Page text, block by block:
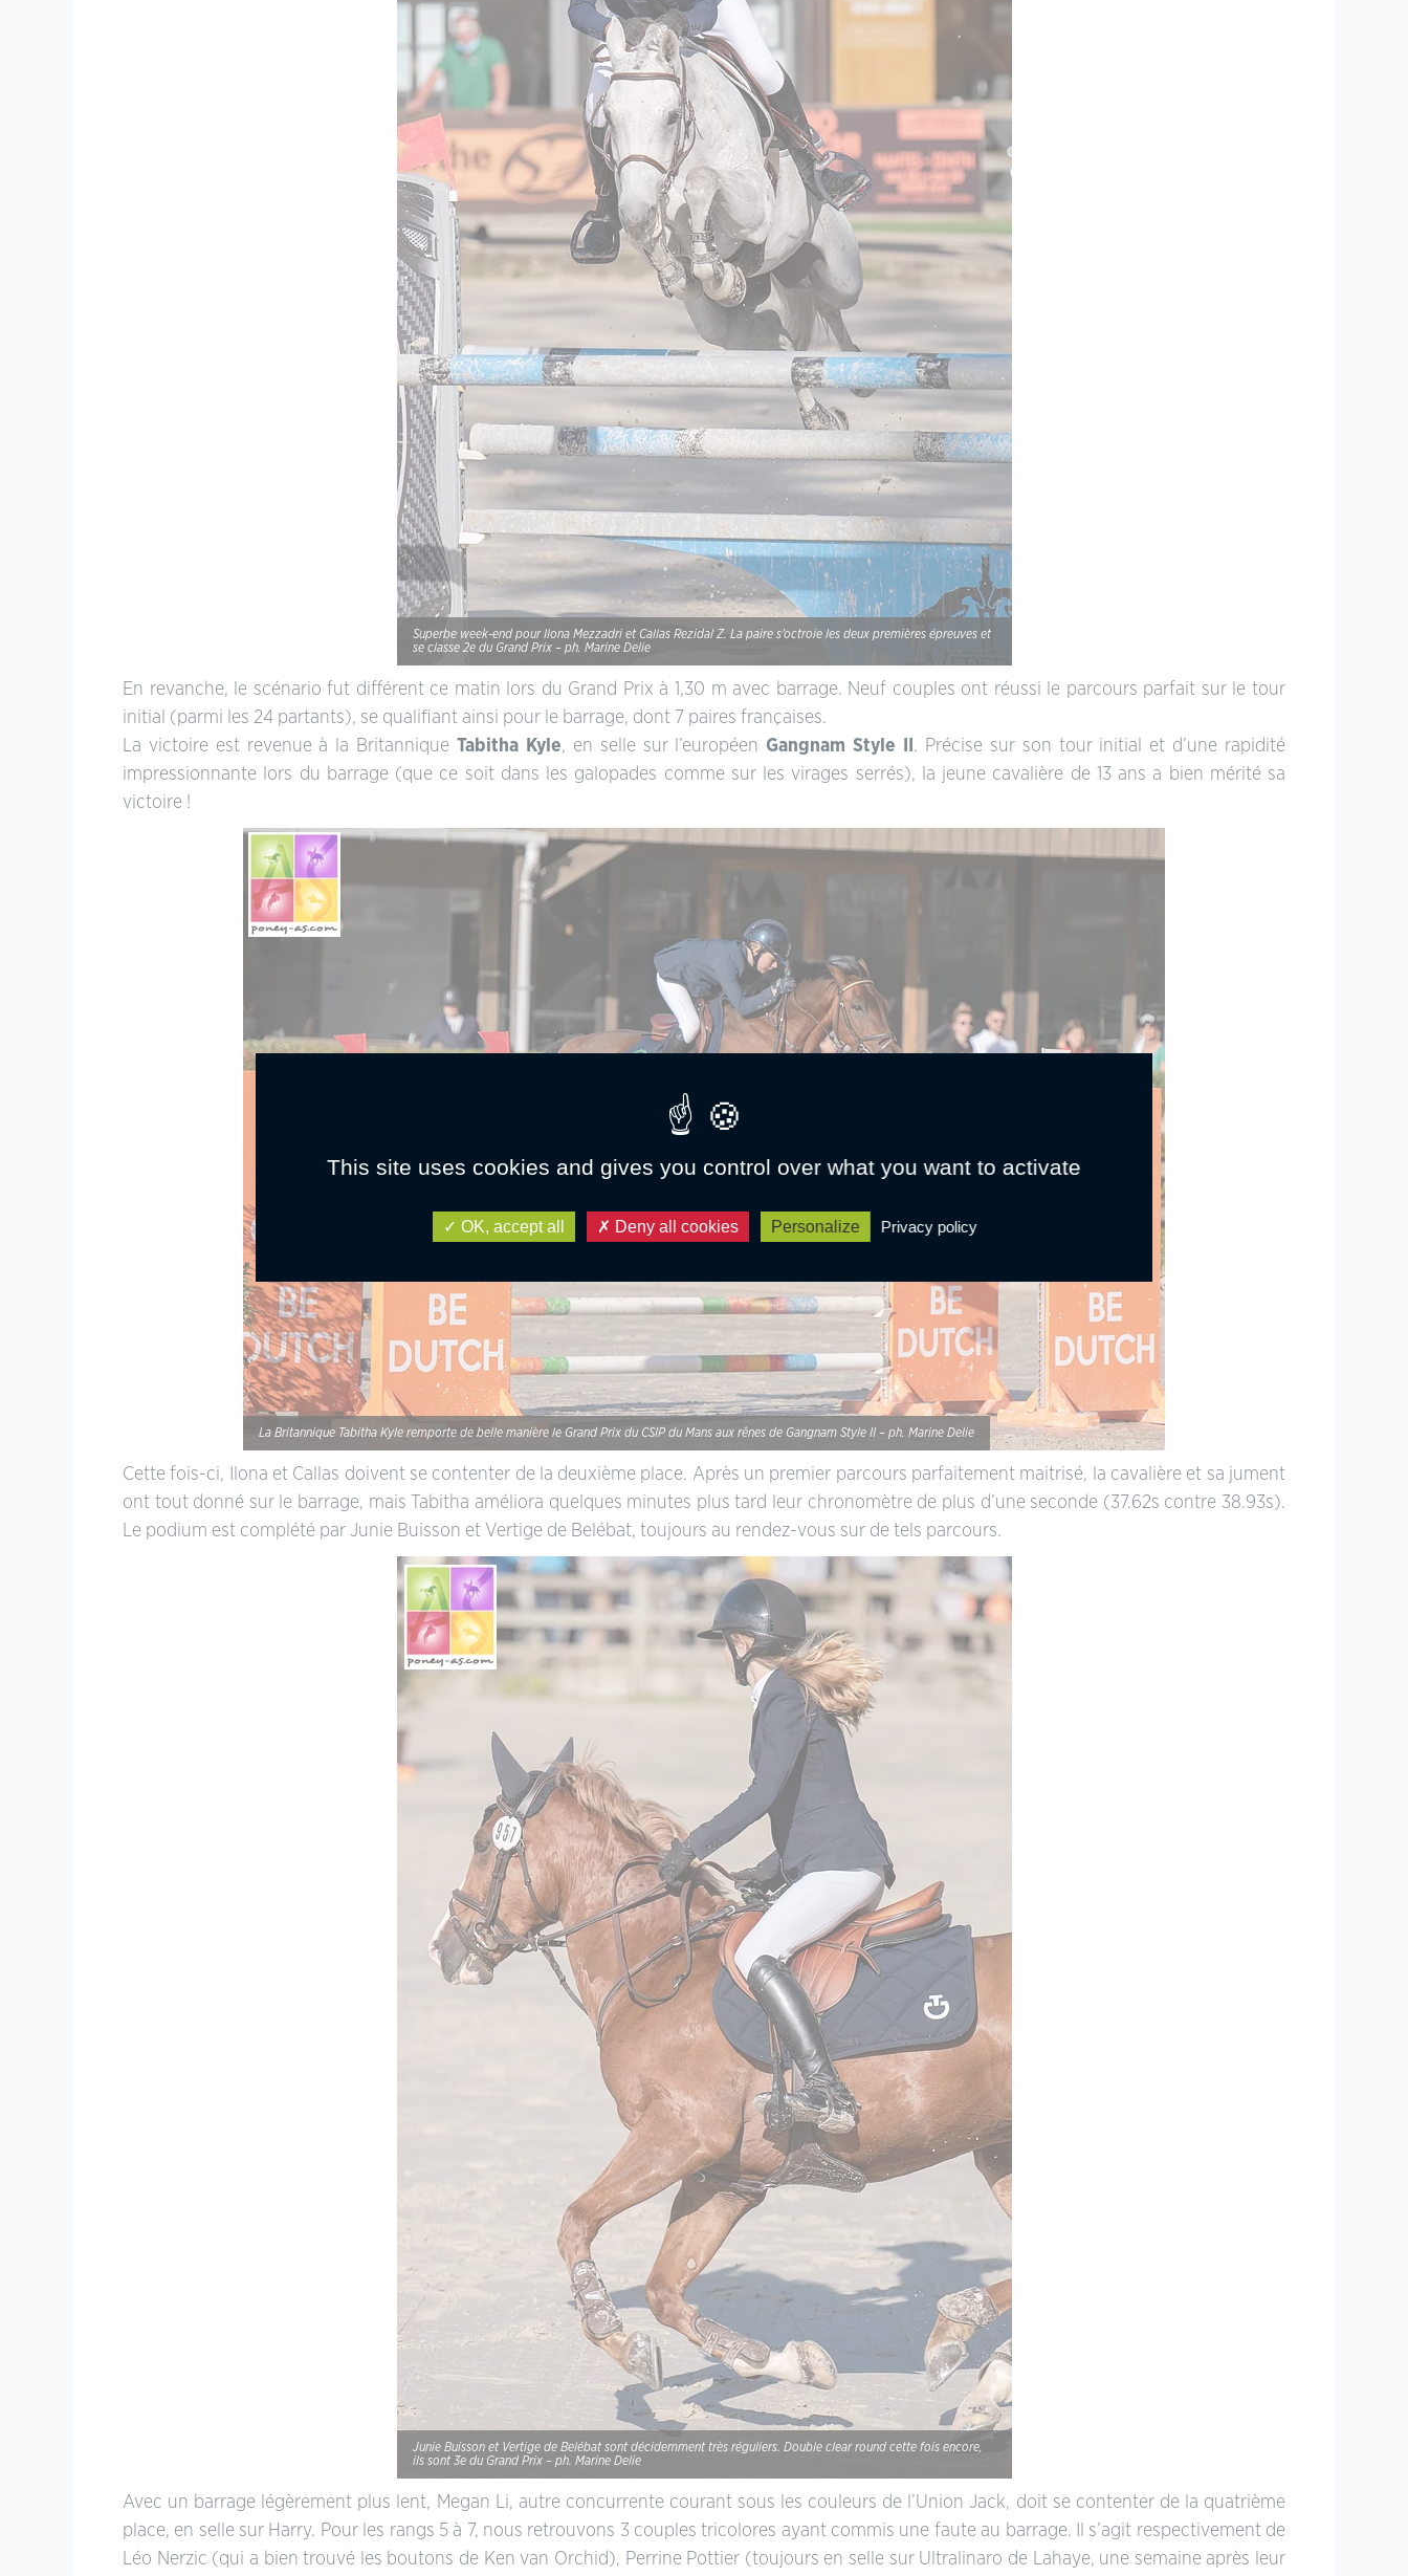
Superbe week-end pour Ilona Mezzadri et Callas Rezidal Z. La paire s’octroie les deux premières épreuves et
se classe 2e du Grand Prix – ph. Marine Delie
En revanche, le scénario fut différent ce matin lors du Grand Prix à 1,30 m avec barrage. Neuf couples ont réussi le parcours parfait sur le tour
initial (parmi les 24 partants), se qualifiant ainsi pour le barrage, dont 7 paires françaises.
La victoire est revenue à la BritanniqueTabitha Kyle, en selle sur l’européen Gangnam Style II . Précise sur son tour initial et d’une rapidité
impressionnante lors du barrage (que ce soit dans les galopades comme sur les virages serrés), la jeune cavalière de 13 ans a bien mérité sa
victoire !
La Britannique Tabitha Kyle remporte de belle manière le Grand Prix du CSIP du Mans aux rênes de Gangnam Style II – ph. Marine Delie
Cette fois-ci, Ilona et Callas doivent se contenter de la deuxième place. Après un premier parcours parfaitement maitrisé, la cavalière et sa jument
ont tout donné sur le barrage, mais Tabitha améliora quelques minutes plus tard leur chronomètre de plus d’une seconde (37.62s contre 38.93s).
Le podium est complété par Junie Buisson et Vertige de Belébat, toujours au rendez-vous sur de tels parcours.
Junie Buisson et Vertige de Belébat sont décidemment très réguliers. Double clear round cette fois encore,
ils sont 3e du Grand Prix – ph. Marine Delie
Avec un barrage légèrement plus lent, Megan Li, autre concurrente courant sous les couleurs de l’Union Jack, doit se contenter de la quatrième
place, en selle sur Harry. Pour les rangs 5 à 7, nous retrouvons 3 couples tricolores ayant commis une faute au barrage. Il s’agit respectivement de
Léo Nerzic (qui a bien trouvé les boutons de Ken van Orchid), Perrine Pottier (toujours en selle sur Ultralinaro de Lahaye, une semaine après leur
This site uses cookies and gives you control over what you want to activate
OK, accept all Deny all cookies Personalize Privacy policy